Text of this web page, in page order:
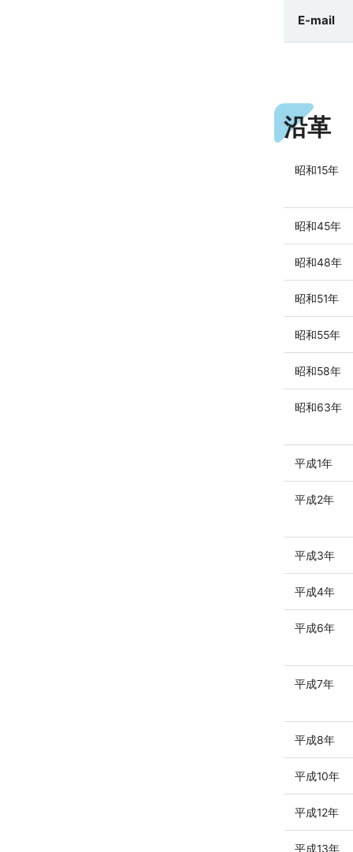
E-mail
沿革
昭和15年
昭和45年
昭和48年
昭和51年
昭和55年
昭和58年
昭和63年
平成1年
平成2年
平成3年
平成4年
平成6年
平成7年
平成8年
平成10年
平成12年
平成13年